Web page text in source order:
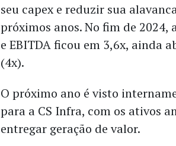
seu capex e reduzir sua
próximos anos. No fim de
e EBITDA ficou em 3,6x, ainda
(4x).
O próximo ano é visto
para a CS Infra, com os ativos
entregar geração de valor.